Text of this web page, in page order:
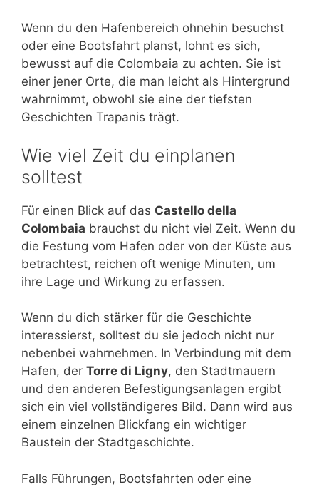
Wenn du den Hafenbereich ohnehin besuchst
oder eine Bootsfahrt planst, lohnt es sich,
bewusst auf die Colombaia zu achten. Sie ist
einer jener Orte, die man leicht als Hintergrund
wahrnimmt, obwohl sie eine der tiefsten
Geschichten Trapanis trägt.
Wie viel Zeit du einplanen
solltest
Für einen Blick auf das Castello della
Colombaia brauchst du nicht viel Zeit. Wenn du
die Festung vom Hafen oder von der Küste aus
betrachtest, reichen oft wenige Minuten, um
ihre Lage und Wirkung zu erfassen.
Wenn du dich stärker für die Geschichte
interessierst, solltest du sie jedoch nicht nur
nebenbei wahrnehmen. In Verbindung mit dem
Hafen, der Torre di Ligny, den Stadtmauern
und den anderen Befestigungsanlagen ergibt
sich ein viel vollständigeres Bild. Dann wird aus
einem einzelnen Blickfang ein wichtiger
Baustein der Stadtgeschichte.
Falls Führungen, Bootsfahrten oder eine